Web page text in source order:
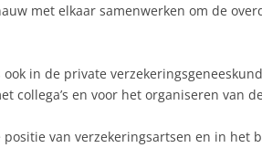
met elkaar samenwerken om de
in de private
collega’s en voor het organiseren van de
van verzekeringsartsen en in het